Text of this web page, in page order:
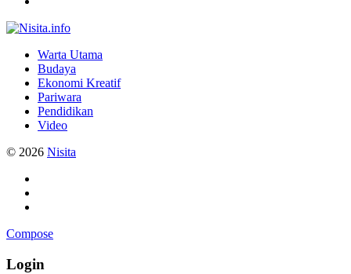
Warta Utama
Budaya
Ekonomi Kreatif
Pariwara
Pendidikan
Video
© 2026 Nisita
Compose
Login